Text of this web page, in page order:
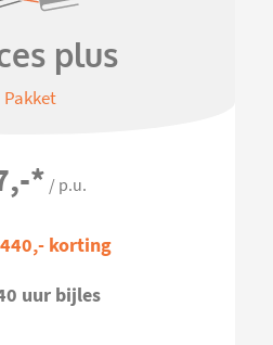
plus
Pakket
* / p.u.
korting
uur bijles